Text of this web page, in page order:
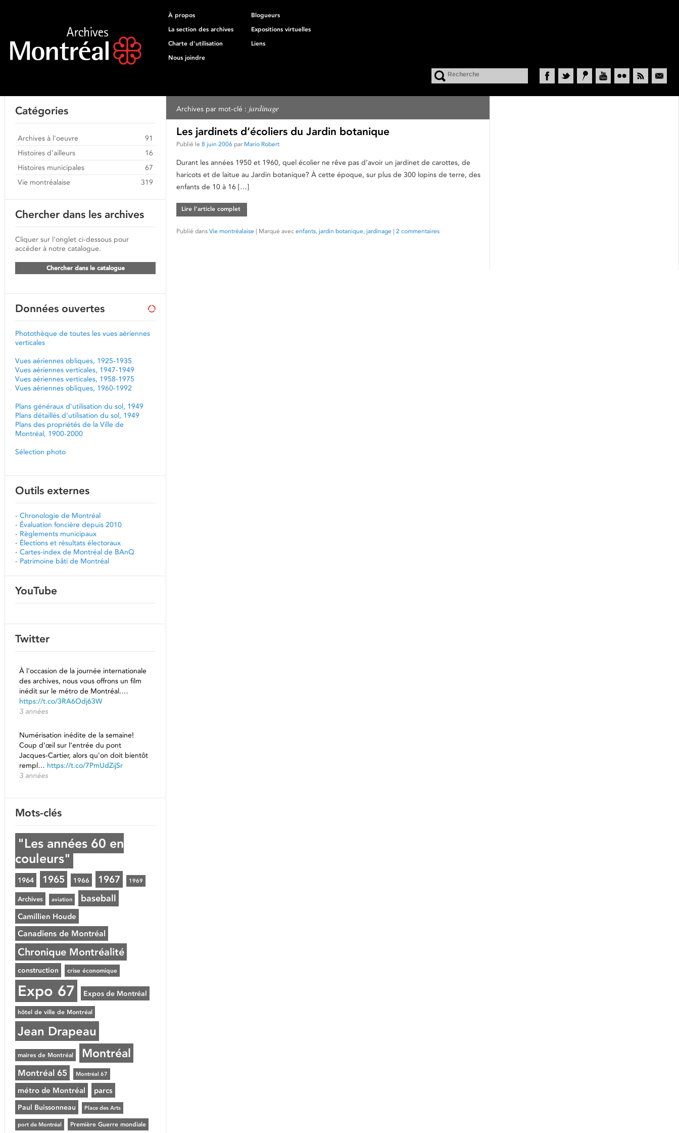
À propos
Blogueurs
La section des archives
Expositions virtuelles
Charte d'utilisation
Liens
Nous joindre
Archives par mot-clé : jardinage
Les jardinets d’écoliers du Jardin botanique
Publié le 8 juin 2006 par Mario Robert
Durant les années 1950 et 1960, quel écolier ne rêve pas d’avoir un jardinet de carottes, de
haricots et de laitue au Jardin botanique? À cette époque, sur plus de 300 lopins de terre, des
enfants de 10 à 16 […]
Lire l’article complet
Publié dans Vie montréalaise | Marqué avec enfants, jardin botanique, jardinage | 2 commentaires
Catégories
Archives à l'oeuvre
91
Histoires d'ailleurs
16
Histoires municipales
67
Vie montréalaise
319
Chercher dans les archives
Cliquer sur l'onglet ci-dessous pour
accéder à notre catalogue.
Chercher dans le catalogue
Données ouvertes
Photothèque de toutes les vues aériennes
verticales
Vues aériennes obliques, 1925-1935
Vues aériennes verticales, 1947-1949
Vues aériennes verticales, 1958-1975
Vues aériennes obliques, 1960-1992
Plans généraux d'utilisation du sol, 1949
Plans détaillés d'utilisation du sol, 1949
Plans des propriétés de la Ville de
Montréal, 1900-2000
Sélection photo
Outils externes
- Chronologie de Montréal
- Évaluation foncière depuis 2010
- Règlements municipaux
- Élections et résultats électoraux
- Cartes-index de Montréal de BAnQ
- Patrimoine bâti de Montréal
YouTube
Twitter
À l'occasion de la journée internationale
des archives, nous vous offrons un film
inédit sur le métro de Montréal.…
https://t.co/3RA6Odj63W
3 années
Numérisation inédite de la semaine!
Coup d’œil sur l’entrée du pont
Jacques-Cartier, alors qu'on doit bientôt
rempl… https://t.co/7PmUdZijSr
3 années
Mots-clés
"Les années 60 en
couleurs"
1964 1965 1966 1967 1969
Archives aviation baseball
Camillien Houde
Canadiens de Montréal
Chronique Montréalité
construction crise économique
Expo 67 Expos de Montréal
hôtel de ville de Montréal
Jean Drapeau
maires de Montréal Montréal
Montréal 65 Montréal 67
métro de Montréal parcs
Paul Buissonneau Place des Arts
port de Montréal Première Guerre mondiale